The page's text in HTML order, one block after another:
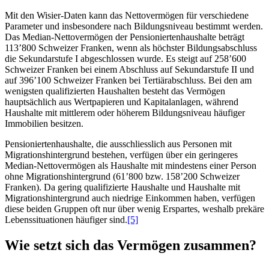
Mit den Wisier-Daten kann das Nettovermögen für verschiedene
Parameter und insbesondere nach Bildungsniveau bestimmt werden.
Das Median-Nettovermögen der Pensioniertenhaushalte beträgt
113’800 Schweizer Franken, wenn als höchster Bildungsabschluss
die Sekundarstufe I abgeschlossen wurde. Es steigt auf 258’600
Schweizer Franken bei einem Abschluss auf Sekundarstufe II und
auf 396’100 Schweizer Franken bei Tertiärabschluss. Bei den am
wenigsten qualifizierten Haushalten besteht das Vermögen
hauptsächlich aus Wertpapieren und Kapitalanlagen, während
Haushalte mit mittlerem oder höherem Bildungsniveau häufiger
Immobilien besitzen.
Pensioniertenhaushalte, die ausschliesslich aus Personen mit
Migrationshintergrund bestehen, verfügen über ein geringeres
Median-Nettovermögen als Haushalte mit mindestens einer Person
ohne Migrationshintergrund (61’800 bzw. 158’200 Schweizer
Franken). Da gering qualifizierte Haushalte und Haushalte mit
Migrationshintergrund auch niedrige Einkommen haben, verfügen
diese beiden Gruppen oft nur über wenig Erspartes, weshalb prekäre
Lebenssituationen häufiger sind.[5]
Wie setzt sich das Vermögen zusammen?